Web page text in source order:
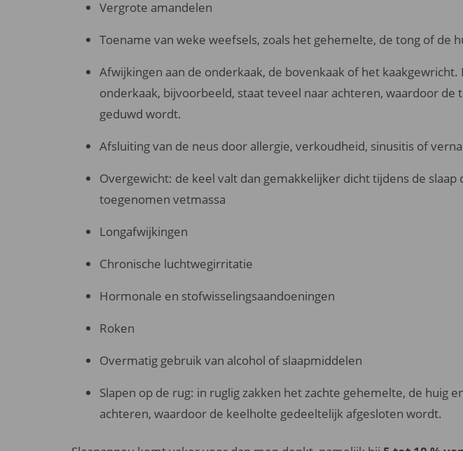
Vergrote amandelen
Toename van weke weefsels, zoals het gehemelte, de tong of de
Afwijkingen aan de onderkaak, de bovenkaak of het kaakgewricht.
onderkaak, bijvoorbeeld, staat teveel naar achteren, waardoor de
geduwd wordt.
Afsluiting van de neus door allergie, verkoudheid, sinusitis of
Overgewicht: de keel valt dan gemakkelijker dicht tijdens de slaap
toegenomen vetmassa
Longafwijkingen
Chronische luchtwegirritatie
Hormonale en stofwisselingsaandoeningen
Roken
Overmatig gebruik van alcohol of slaapmiddelen
Slapen op de rug: in ruglig zakken het zachte gehemelte, de huig
achteren, waardoor de keelholte gedeeltelijk afgesloten wordt.